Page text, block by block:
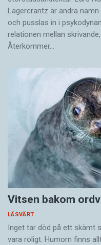
Lagercrantz är andra
och pusslas in i
relationen mellan
Återkommer…
Vitsen bakom
LÄSVÄRT
Inget tar död på ett skämt
vara roligt. Humorn finns